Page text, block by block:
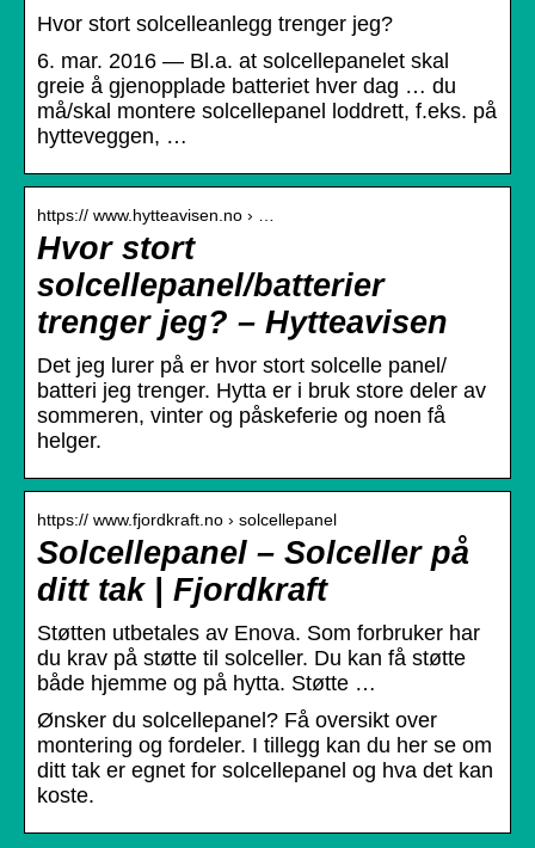
Hvor stort solcelleanlegg trenger jeg?
6. mar. 2016 — Bl.a. at solcellepanelet skal
greie å gjenopplade batteriet hver dag … du
må/skal montere solcellepanel loddrett, f.eks. på
hytteveggen, …
https:// www.hytteavisen.no › …
Hvor stort
solcellepanel/batterier
trenger jeg? – Hytteavisen
Det jeg lurer på er hvor stort solcelle panel/
batteri jeg trenger. Hytta er i bruk store deler av
sommeren, vinter og påskeferie og noen få
helger.
https:// www.fjordkraft.no › solcellepanel
Solcellepanel – Solceller på
ditt tak | Fjordkraft
Støtten utbetales av Enova. Som forbruker har
du krav på støtte til solceller. Du kan få støtte
både hjemme og på hytta. Støtte …
Ønsker du solcellepanel? Få oversikt over
montering og fordeler. I tillegg kan du her se om
ditt tak er egnet for solcellepanel og hva det kan
koste.